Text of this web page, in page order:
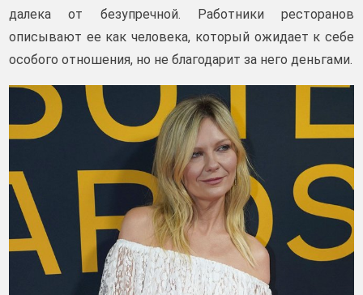
далека от безупречной. Работники ресторанов
описывают ее как человека, который ожидает к себе
особого отношения, но не благодарит за него деньгами.